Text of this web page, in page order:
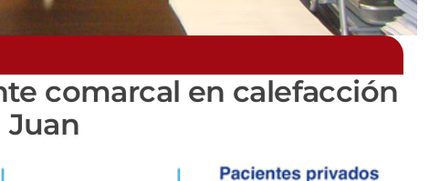
comarcal en calefacción
Juan